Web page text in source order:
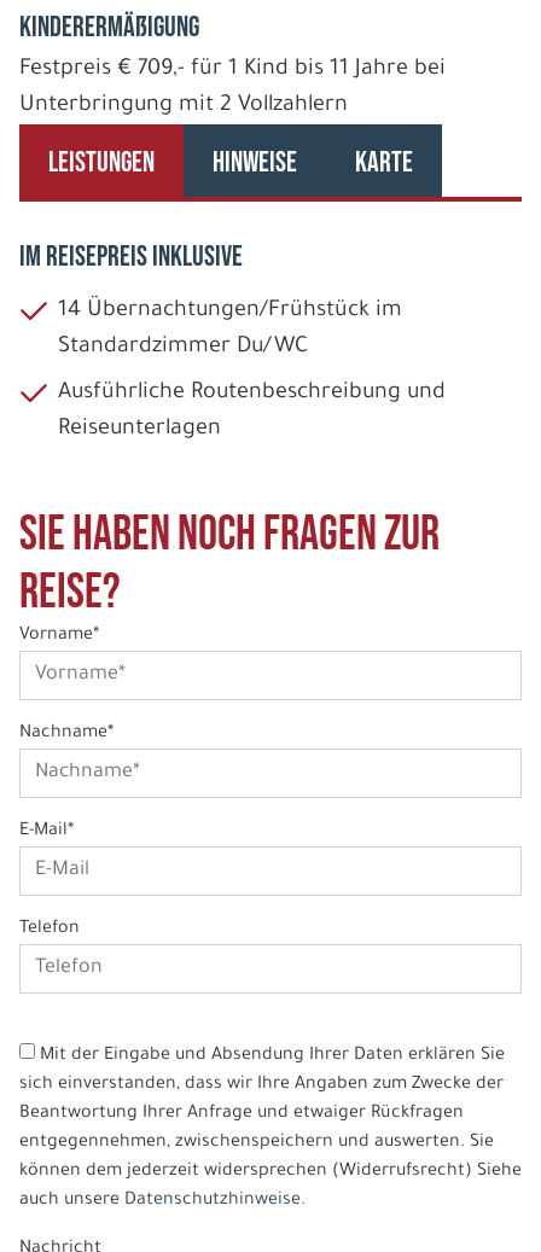
Kinderermäßigung
Festpreis € 709,- für 1 Kind bis 11 Jahre bei
Unterbringung mit 2 Vollzahlern
LEISTUNGEN HINWEISE KARTE
IM REISEPREIS INKLUSIVE
14 Übernachtungen/Frühstück im
Standardzimmer Du/WC
Ausführliche Routenbeschreibung und
Reiseunterlagen
Sie haben noch Fragen zur
Reise?
Vorname*
Nachname*
E-Mail*
Telefon
Mit der Eingabe und Absendung Ihrer Daten erklären Sie
sich einverstanden, dass wir Ihre Angaben zum Zwecke der
Beantwortung Ihrer Anfrage und etwaiger Rückfragen
entgegennehmen, zwischenspeichern und auswerten. Sie
können dem jederzeit widersprechen (Widerrufsrecht) Siehe
auch unsere Datenschutzhinweise.